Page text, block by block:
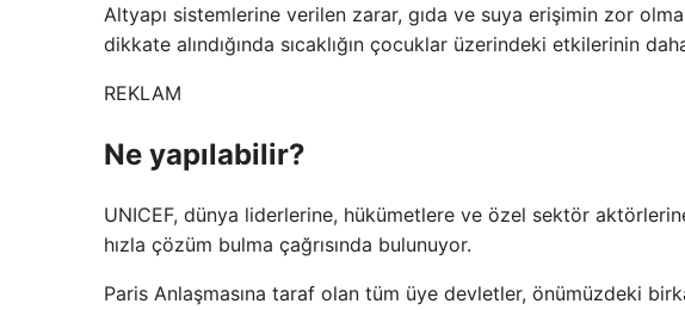
Altyapı sistemlerine verilen zarar, gıda ve suya erişimin zor
dikkate alındığında sıcaklığın çocuklar üzerindeki etkilerinin
REKLAM
Ne yapılabilir?
UNICEF, dünya liderlerine, hükümetlere ve özel sektör
hızla çözüm bulma çağrısında bulunuyor.
Paris Anlaşmasına taraf olan tüm üye devletler, önümüzdeki